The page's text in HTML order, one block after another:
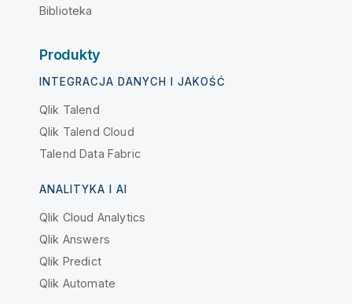
Biblioteka
Produkty
INTEGRACJA DANYCH I JAKOŚĆ
Qlik Talend
Qlik Talend Cloud
Talend Data Fabric
ANALITYKA I AI
Qlik Cloud Analytics
Qlik Answers
Qlik Predict
Qlik Automate